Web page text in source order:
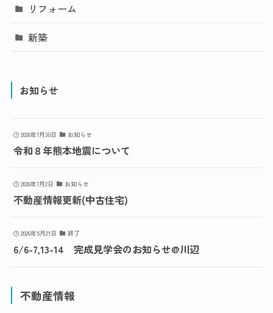
リフォーム
新築
お知らせ
2026年7月30日 お知らせ
令和８年熊本地震について
2026年7月2日 お知らせ
不動産情報更新(中古住宅)
2026年5月21日 終了
6/6-7,13-14 完成見学会のお知らせ@川辺
不動産情報